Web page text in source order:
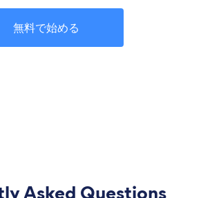
無料で始める
Asked Questions